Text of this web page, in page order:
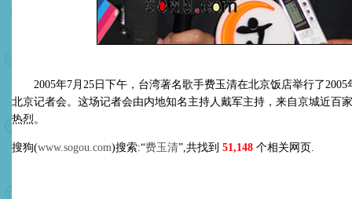
2005年7月25日下午，台湾著名歌手费玉清在北京饭店举行了2005
北京记者会。这场记者会由内地知名主持人戴军主持，来自京城近百
热烈。
搜狗(www.sogou.com)搜索:“费玉清”,共找到 51,148 个相关网页.